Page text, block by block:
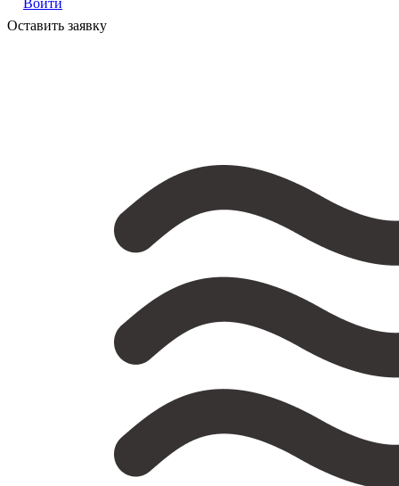
Войти
Оставить заявку